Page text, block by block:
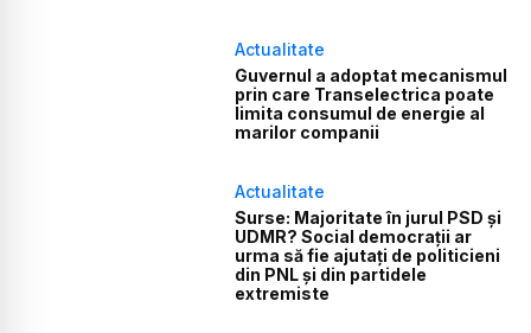
Actualitate
Guvernul a adoptat mecanismul
prin care Transelectrica poate
limita consumul de energie al
marilor companii
Actualitate
Surse: Majoritate în jurul PSD și
UDMR? Social democrații ar
urma să fie ajutați de politicieni
din PNL și din partidele
extremiste